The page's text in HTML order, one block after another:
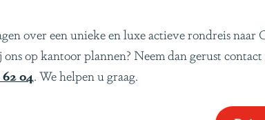
over een unieke en luxe actieve rondreis naar
ons op kantoor plannen? Neem dan gerust
62 04. We helpen u graag.